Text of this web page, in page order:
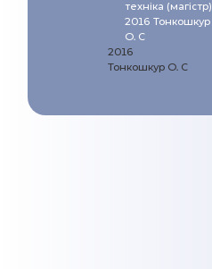
техніка (магістр)
2016 Тонкошкур
О. С
2016
Тонкошкур О. С